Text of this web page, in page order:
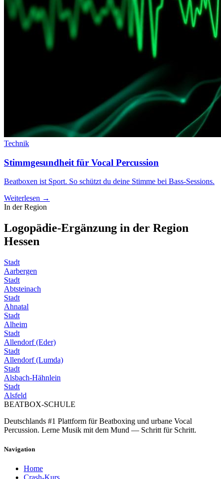
Technik
Stimmgesundheit für Vocal Percussion
Beatboxen ist Sport. So schützt du deine Stimme bei Bass-Sessions.
Weiterlesen →
In der Region
Logopädie-Ergänzung in der Region
Hessen
Stadt
Aarbergen
Stadt
Abtsteinach
Stadt
Ahnatal
Stadt
Alheim
Stadt
Allendorf (Eder)
Stadt
Allendorf (Lumda)
Stadt
Alsbach-Hähnlein
Stadt
Alsfeld
BEATBOX-SCHULE
Deutschlands #1 Plattform für Beatboxing und urbane Vocal
Percussion. Lerne Musik mit dem Mund — Schritt für Schritt.
Navigation
Home